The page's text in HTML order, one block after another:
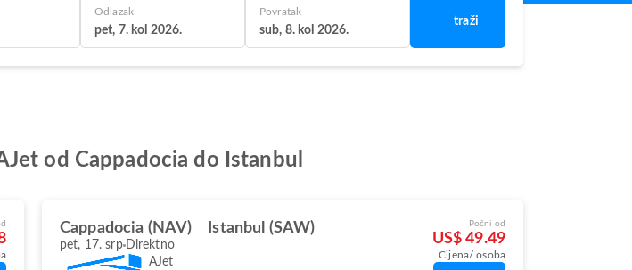
Odlazak
pet, 7. kol 2026.
Povratak
sub, 8. kol 2026.
traži
od Cappadocia do Istanbul
Cappadocia (NAV) Istanbul (SAW)
pet, 17. srp Direktno
AJet
Počni od
US$ 49.49
Cijena/ osoba